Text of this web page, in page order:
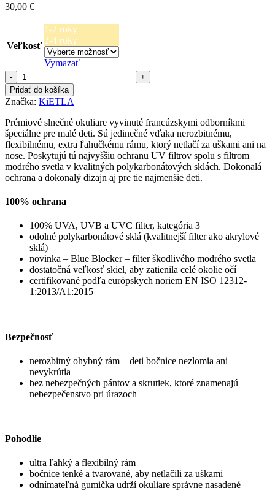
30,00 €
Veľkosť
1-2 roky
2-4 roky
Vymazať
množstvo
KiETLA
slnečné
okuliare
WaZZ
-
Mustard
Pridať do košíka
Značka: KiETLA
Prémiové slnečné okuliare vyvinuté francúzskymi odborníkmi
špeciálne pre malé deti. Sú jedinečné vďaka nerozbitnému,
flexibilnému, extra ľahučkému rámu, ktorý netlačí za uškami ani na
nose. Poskytujú tú najvyššiu ochranu UV filtrov spolu s filtrom
modrého svetla v kvalitných polykarbonátových sklách. Dokonalá
ochrana a dokonalý dizajn aj pre tie najmenšie deti.
100% ochrana
100% UVA, UVB a UVC filter, kategória 3
odolné polykarbonátové sklá (kvalitnejší filter ako akrylové
sklá)
novinka – Blue Blocker – filter škodlivého modrého svetla
dostatočná veľkosť skiel, aby zatienila celé okolie očí
certifikované podľa európskych noriem EN ISO 12312-
1:2013/A1:2015
Bezpečnosť
nerozbitný ohybný rám – deti bočnice nezlomia ani
nevykrútia
bez nebezpečných pántov a skrutiek, ktoré znamenajú
nebezpečenstvo pri úrazoch
Pohodlie
ultra ľahký a flexibilný rám
bočnice tenké a tvarované, aby netlačili za uškami
odnímateľná gumička udrží okuliare správne nasadené